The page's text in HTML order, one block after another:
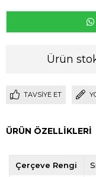
Ürün
TAVSIYE ET
ÜRÜN ÖZELLIKLERI
Çerçeve Rengi